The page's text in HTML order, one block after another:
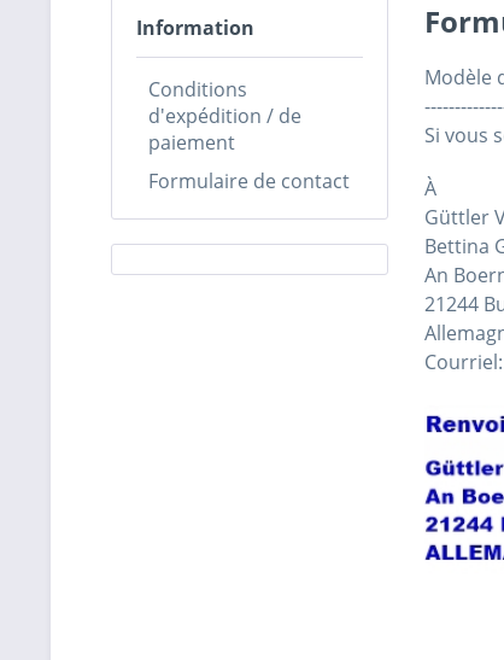
Information
Conditions
d'expédition / de
paiement
Formulaire de contact
Modèle
Si vous
À
Güttler
Bettina
An
21244